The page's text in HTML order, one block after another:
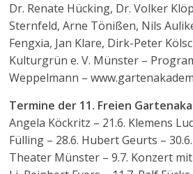
Dr. Renate Hücking, Dr. Volker
Sternfeld, Arne Tönißen, Nils
Fengxia, Jan Klare, Dirk-Peter
Kulturgrün e. V. Münster –
Weppelmann –
Termine der 11. Freien
Angela Köckritz – 21.6. Klemens
Fülling – 28.6. Hubert Geurts –
Theater Münster – 9.7. Konzert